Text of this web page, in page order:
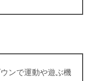
ンで運動や遊ぶ機